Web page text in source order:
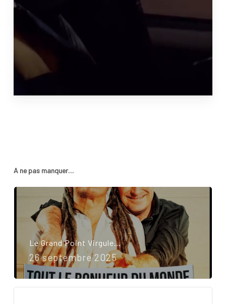
Votre panier est vide.
Go To Shop
A ne pas manquer…
Le Grand Point Virgule…
26 septembre 2025